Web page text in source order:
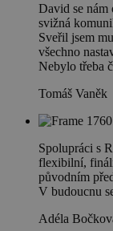
David se nám
svižná
Sveřil jsem
všechno
Nebylo třeba
Tomáš Vaněk
Spolupráci s
flexibilní,
původním
V budoucnu
Adéla